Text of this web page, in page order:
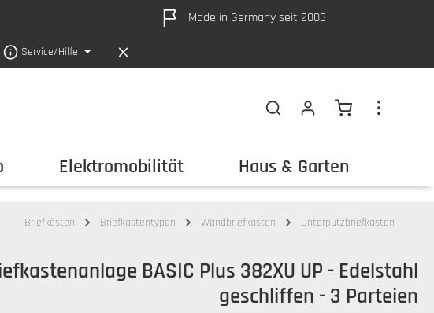
Made in Germany seit 2003
Service/Hilfe
Warenkorb
Elektromobilität Haus & Garten
Briefkästen Briefkastentypen Wandbriefkasten Unterputzbriefkasten
BASIC Plus 382XU UP - Edelstahl
geschliffen - 3 Parteien